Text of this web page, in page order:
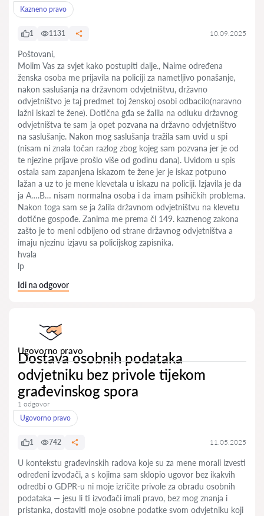
Kazneno pravo
1 1131 10.09.2025
Poštovani,
Molim Vas za svjet kako postupiti dalje., Naime određena
ženska osoba me prijavila na policiji za nametljivo ponašanje,
nakon saslušanja na državnom odvjetništvu, državno
odvjetništvo je taj predmet toj ženskoj osobi odbacilo(naravno
lažni iskazi te žene). Dotična gđa se žalila na odluku državnog
odvjetništva te sam ja opet pozvana na državno odvjetništvo
na saslušanje. Nakon mog saslušanja tražila sam uvid u spi
(nisam ni znala točan razlog zbog kojeg sam pozvana jer je od
te njezine prijave prošlo više od godinu dana). Uvidom u spis
ostala sam zapanjena iskazom te žene jer je iskaz potpuno
lažan a uz to je mene klevetala u iskazu na policiji. Izjavila je da
ja A….B… nisam normalna osoba i da imam psihičkih problema.
Nakon toga sam se ja žalila državnom odvjetništvu na klevetu
dotične gospođe. Zanima me prema čl 149. kaznenog zakona
zašto je to meni odbijeno od strane državnog odvjetništva a
imaju njezinu izjavu sa policijskog zapisnika.
hvala
lp
Idi na odgovor
Ugovorno pravo
Dostava osobnih podataka
odvjetniku bez privole tijekom
građevinskog spora
1 odgovor
Ugovorno pravo
1 742 11.05.2025
U kontekstu građevinskih radova koje su za mene morali izvesti
određeni izvođači, a s kojima sam sklopio ugovor bez ikakvih
odredbi o GDPR-u ni moje izričite privole za obradu osobnih
podataka — jesu li ti izvođači imali pravo, bez mog znanja i
pristanka, dostaviti moje osobne podatke svom odvjetniku koji